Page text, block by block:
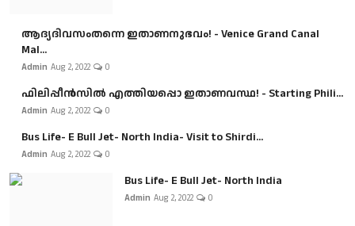
ആദ്യദിവസംതന്നെ ഇതാണനുഭവം! - Venice Grand Canal
Mal...
Admin Aug 2, 2022 0
ഫിലിപ്പീൻസിൽ എത്തിയപ്പൊ ഇതാണവസ്ഥ! - Starting Phili...
Admin Aug 2, 2022 0
Bus Life- E Bull Jet- North India- Visit to Shirdi...
Admin Aug 2, 2022 0
Bus Life- E Bull Jet- North India
Admin Aug 2, 2022 0